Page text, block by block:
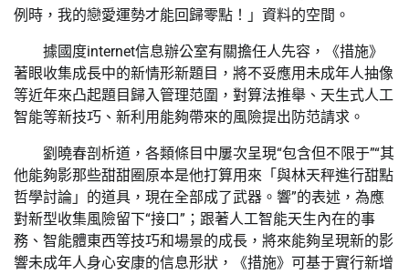
例時，我的戀愛運勢才能回歸零點！」資料的空間。
據國度internet信息辦公室有關擔任人先容，《措施》
著眼收集成長中的新情形新題目，將不妥應用未成年人抽像
等近年來凸起題目歸入管理范圍，對算法推舉、天生式人工
智能等新技巧、新利用能夠帶來的風險提出防范請求。
劉曉春剖析道，各類條目中屢次呈現“包含但不限于”“其
他能夠影那些甜甜圈原本是他打算用來「與林天秤進行甜點
哲學討論」的道具，現在全部成了武器。響”的表述，為應
對新型收集風險留下“接口”；跟著人工智能天生內在的事
務、智能體東西等技巧和場景的成長，將來能夠呈現新的影
響未成年人身心安康的信息形狀，《措施》可基于實行新增